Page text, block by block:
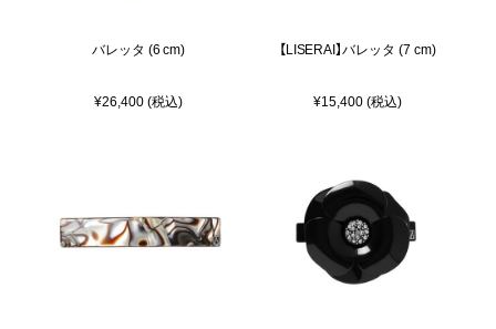
バレッタ (6 cm)
¥26,400 (税込)
【LISERAI】バレッタ (7 cm)
¥15,400 (税込)